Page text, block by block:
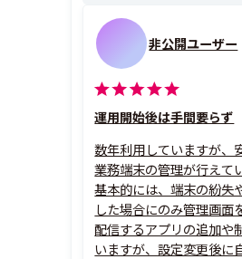
非公開ユーザー
運用開始後は手間要らず
数年利用していますが、
業務端末の管理が行えて
基本的には、端末の紛失
した場合にのみ管理画面
配信するアプリの追加や
いますが、設定変更後に